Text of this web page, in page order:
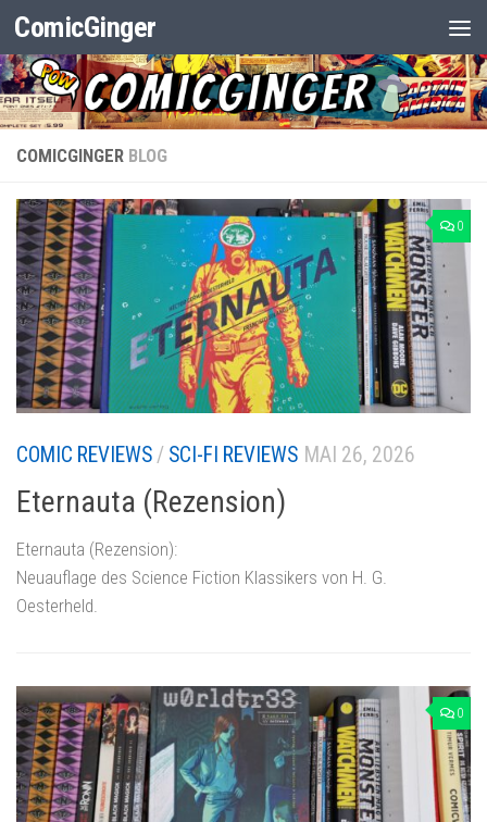
Zum Inhalt springen
ComicGinger
COMICGINGER BLOG
0
COMIC REVIEWS / SCI-FI REVIEWS MAI 26, 2026
Eternauta (Rezension)
Eternauta (Rezension):
Neuauflage des Science Fiction Klassikers von H. G.
Oesterheld.
0